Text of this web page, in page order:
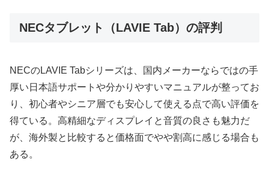
NECタブレット（LAVIE Tab）の評判
NECのLAVIE Tabシリーズは、国内メーカーならではの手
厚い日本語サポートや分かりやすいマニュアルが整ってお
り、初心者やシニア層でも安心して使える点で高い評価を
得ている。高精細なディスプレイと音質の良さも魅力だ
が、海外製と比較すると価格面でやや割高に感じる場合も
ある。